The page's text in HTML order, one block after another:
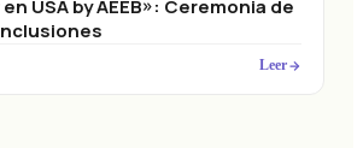
USA by AEEB»: Ceremonia de
Leer